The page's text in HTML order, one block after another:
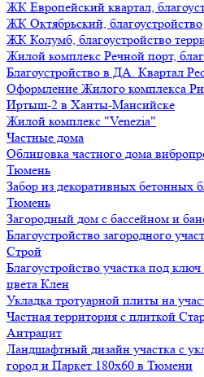
ЖК Европейский квартал,
ЖК Октябрьский, благоустройство
ЖК Колумб, благоустройство
Жилой комплекс Речной порт,
Благоустройство в ДА. Квартал
Оформление Жилого комплекса
Иртыш-2 в Ханты-Мансийске
Жилой комплекс "Venezia"
Частные дома
Облицовка частного дома
Тюмень
Забор из декоративных бетонных
Тюмень
Загородный дом с бассейном и
Благоустройство загородного
Строй
Благоустройство участка под
цвета Клен
Укладка тротуарной плиты на
Частная территория с плиткой
Антрацит
Ландшафтный дизайн участка с
город и Паркет 180х60 в Тюмени